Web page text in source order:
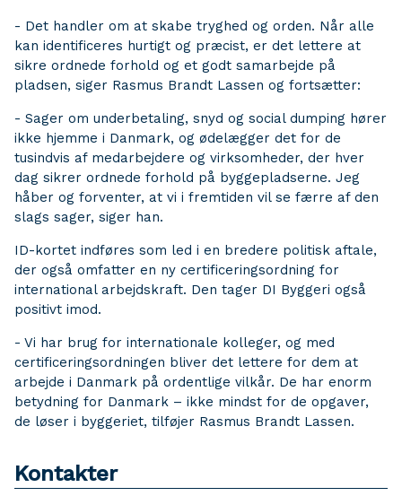
- Det handler om at skabe tryghed og orden. Når alle
kan identificeres hurtigt og præcist, er det lettere at
sikre ordnede forhold og et godt samarbejde på
pladsen, siger Rasmus Brandt Lassen og fortsætter:
- Sager om underbetaling, snyd og social dumping hører
ikke hjemme i Danmark, og ødelægger det for de
tusindvis af medarbejdere og virksomheder, der hver
dag sikrer ordnede forhold på byggepladserne. Jeg
håber og forventer, at vi i fremtiden vil se færre af den
slags sager, siger han.
ID-kortet indføres som led i en bredere politisk aftale,
der også omfatter en ny certificeringsordning for
international arbejdskraft. Den tager DI Byggeri også
positivt imod.
- Vi har brug for internationale kolleger, og med
certificeringsordningen bliver det lettere for dem at
arbejde i Danmark på ordentlige vilkår. De har enorm
betydning for Danmark – ikke mindst for de opgaver,
de løser i byggeriet, tilføjer Rasmus Brandt Lassen.
Kontakter